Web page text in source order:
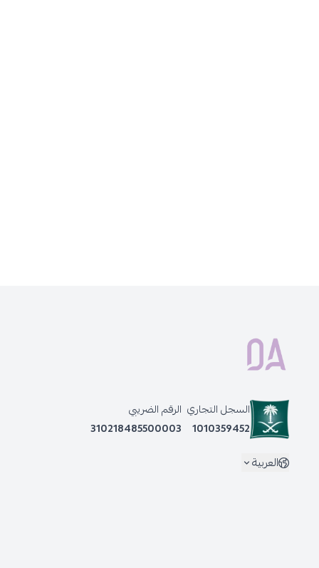
السجل التجاري
1010359452
الرقم الضريبي
310218485500003
العربية